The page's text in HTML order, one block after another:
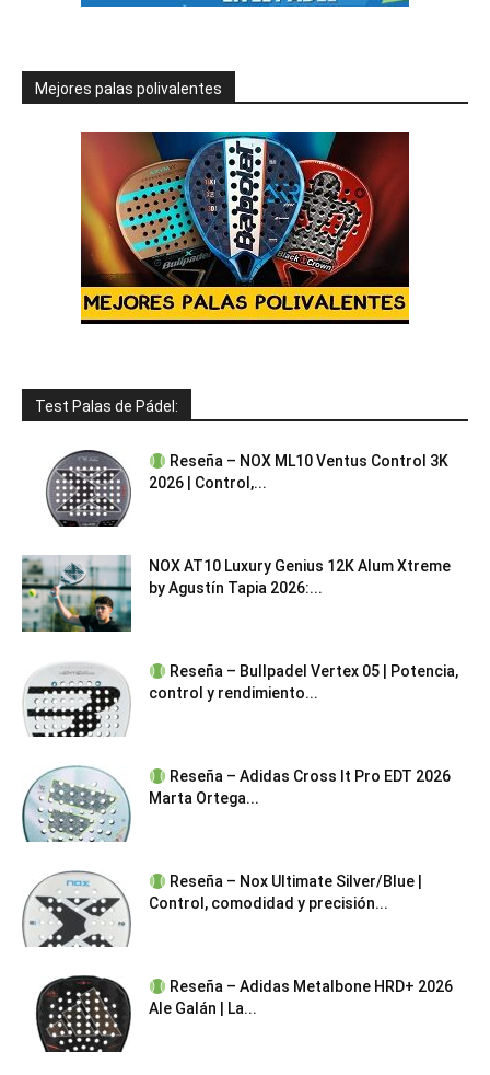
Mejores palas polivalentes
Test Palas de Pádel:
Reseña – NOX ML10 Ventus Control 3K
2026 | Control,...
NOX AT10 Luxury Genius 12K Alum Xtreme
by Agustín Tapia 2026:...
Reseña – Bullpadel Vertex 05 | Potencia,
control y rendimiento...
Reseña – Adidas Cross It Pro EDT 2026
Marta Ortega...
Reseña – Nox Ultimate Silver/Blue |
Control, comodidad y precisión...
Reseña – Adidas Metalbone HRD+ 2026
Ale Galán | La...